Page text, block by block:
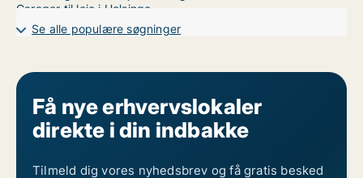
Garager til leje i Helsinge
Se alle populære søgninger
Få nye erhvervslokaler
direkte i din indbakke
Tilmeld dig vores nyhedsbrev og få gratis besked